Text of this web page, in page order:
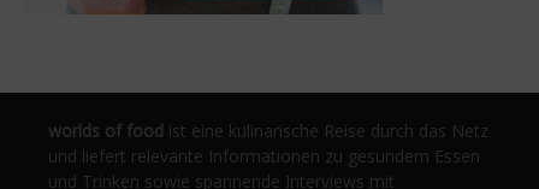
worlds of food ist eine kulinarische Reise durch das Netz
und liefert relevante Informationen zu gesundem Essen
und Trinken sowie spannende Interviews mit